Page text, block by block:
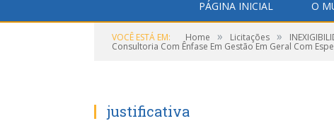
PÁGINA INICIAL O
VOCÊ ESTÁ EM: Home » Licitações »
Consultoria Com Ênfase Em Gestão Em Geral Com
justificativa